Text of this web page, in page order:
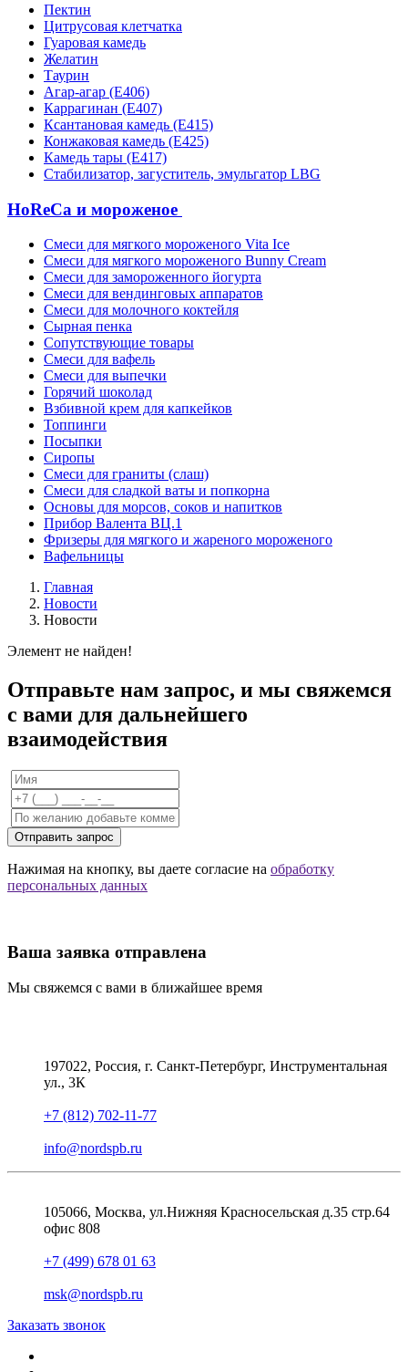
Пектин
Цитрусовая клетчатка
Гуаровая камедь
Желатин
Таурин
Агар-агар (Е406)
Каррагинан (Е407)
Ксантановая камедь (Е415)
Конжаковая камедь (Е425)
Камедь тары (Е417)
Стабилизатор, загуститель, эмульгатор LBG
HoReCa и мороженое
Смеси для мягкого мороженого Vita Ice
Смеси для мягкого мороженого Bunny Cream
Смеси для замороженного йогурта
Смеси для вендинговых аппаратов
Смеси для молочного коктейля
Сырная пенка
Сопутствующие товары
Смеси для вафель
Смеси для выпечки
Горячий шоколад
Взбивной крем для капкейков
Топпинги
Посыпки
Сиропы
Смеси для граниты (слаш)
Смеси для сладкой ваты и попкорна
Основы для морсов, соков и напитков
Прибор Валента ВЦ.1
Фризеры для мягкого и жареного мороженого
Вафельницы
Главная
Новости
Новости
Элемент не найден!
Отправьте нам запрос, и мы свяжемся
с вами для дальнейшего
взаимодействия
Отправить запрос
Нажимая на кнопку, вы даете согласие на обработку
персональных данных
Ваша заявка отправлена
Мы свяжемся с вами в ближайшее время
197022, Россия, г. Санкт-Петербург, Инструментальная
ул., 3К
+7 (812) 702-11-77
info@nordspb.ru
105066, Москва, ул.Нижняя Красносельская д.35 стр.64
офис 808
+7 (499) 678 01 63
msk@nordspb.ru
Заказать звонок